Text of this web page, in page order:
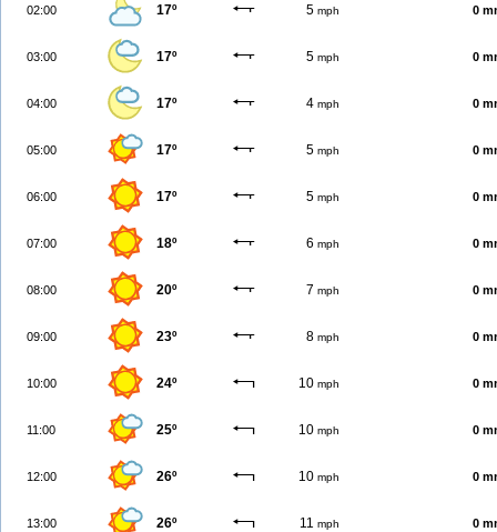
02:00 17º 5 mph 0
03:00 17º 5 mph 0
04:00 17º 4 mph 0
05:00 17º 5 mph 0
06:00 17º 5 mph 0
07:00 18º 6 mph 0
08:00 20º 7 mph 0
09:00 23º 8 mph 0
10:00 24º 10 mph 0
11:00 25º 10 mph 0
12:00 26º 10 mph 0
13:00 26º 11 mph 0